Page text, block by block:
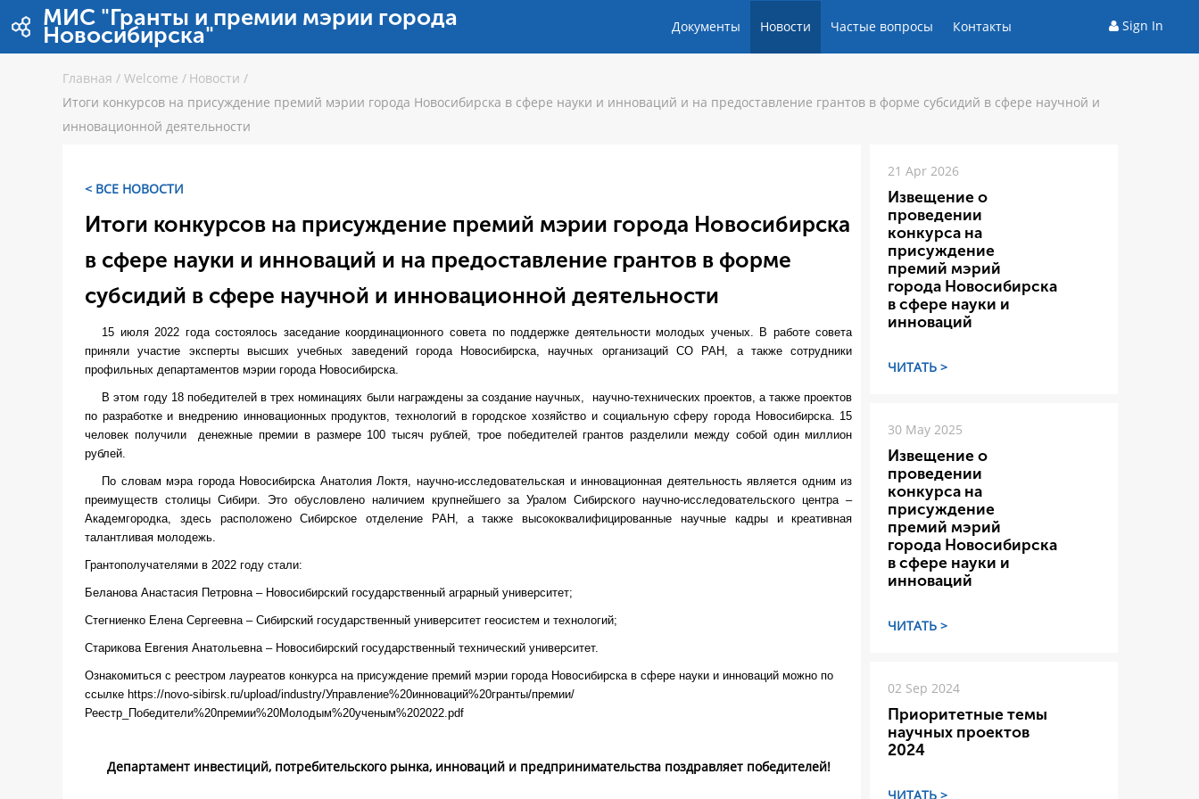
Skip to Content
МИС "Гранты и премии мэрии города
Новосибирска" Документы Новости Частые вопросы Контакты Sign In
Главная / Welcome / Новости /
Итоги конкурсов на присуждение премий мэрии города Новосибирска в сфере науки и инноваций и на предоставление грантов в форме субсидий в сфере научной и
инновационной деятельности
< ВСЕ НОВОСТИ
Итоги конкурсов на присуждение премий мэрии города Новосибирска
в сфере науки и инноваций и на предоставление грантов в форме
субсидий в сфере научной и инновационной деятельности
15 июля 2022 года состоялось заседание координационного совета по поддержке деятельности молодых ученых. В работе совета
приняли участие эксперты высших учебных заведений города Новосибирска, научных организаций СО РАН, а также сотрудники
профильных департаментов мэрии города Новосибирска.
В этом году 18 победителей в трех номинациях были награждены за создание научных, научно-технических проектов, а также проектов
по разработке и внедрению инновационных продуктов, технологий в городское хозяйство и социальную сферу города Новосибирска. 15
человек получили денежные премии в размере 100 тысяч рублей, трое победителей грантов разделили между собой один миллион
рублей.
По словам мэра города Новосибирска Анатолия Локтя, научно-исследовательская и инновационная деятельность является одним из
преимуществ столицы Сибири. Это обусловлено наличием крупнейшего за Уралом Сибирского научно-исследовательского центра –
Академгородка, здесь расположено Сибирское отделение РАН, а также высококвалифицированные научные кадры и креативная
талантливая молодежь.
Грантополучателями в 2022 году стали:
Беланова Анастасия Петровна – Новосибирский государственный аграрный университет;
Стегниенко Елена Сергеевна – Сибирский государственный университет геосистем и технологий;
Старикова Евгения Анатольевна – Новосибирский государственный технический университет.
Ознакомиться с реестром лауреатов конкурса на присуждение премий мэрии города Новосибирска в сфере науки и инноваций можно по
ссылке https://novo-sibirsk.ru/upload/industry/Управление%20инноваций%20гранты/премии/
Реестр_Победители%20премии%20Молодым%20ученым%202022.pdf
Департамент инвестиций, потребительского рынка, инноваций и предпринимательства поздравляет победителей!
21 Apr 2026
Извещение о
проведении
конкурса на
присуждение
премий мэрий
города Новосибирска
в сфере науки и
инноваций
ЧИТАТЬ >
30 May 2025
Извещение о
проведении
конкурса на
присуждение
премий мэрий
города Новосибирска
в сфере науки и
инноваций
ЧИТАТЬ >
02 Sep 2024
Приоритетные темы
научных проектов
2024
ЧИТАТЬ >